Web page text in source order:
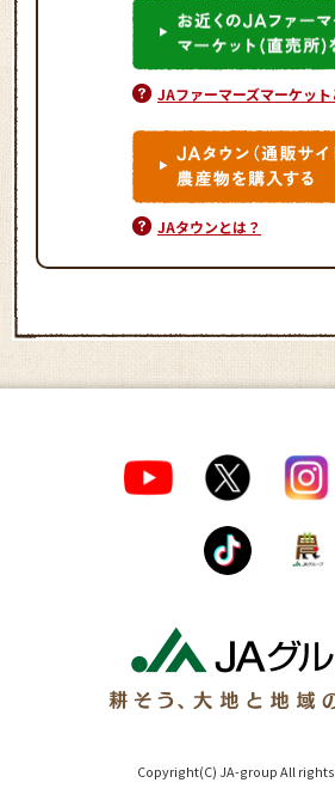
JAファーマーズマーケット
JAタウンとは？
Copyright(C) JA-group All